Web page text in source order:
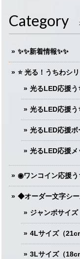
Category
✨✨新着情報✨✨
⭐️ 光る！うちわシ
光るLED応援う
光るLED応援う
光るLED応援ボ
光るLED応援
◉ワンコイン応援
◆オーダー文字シ
ジャンボサイズ
4Lサイズ（
3Lサイズ（